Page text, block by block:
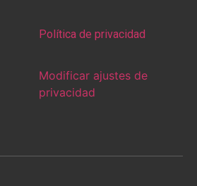
Política de privacidad
Modificar ajustes de
privacidad